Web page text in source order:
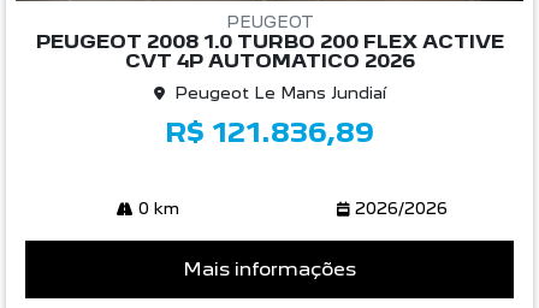
PEUGEOT
PEUGEOT 2008 1.0 TURBO 200 FLEX ACTIVE
CVT 4P AUTOMATICO 2026
Peugeot Le Mans Jundiaí
R$ 121.836,89
0 km 2026/2026
Mais informações